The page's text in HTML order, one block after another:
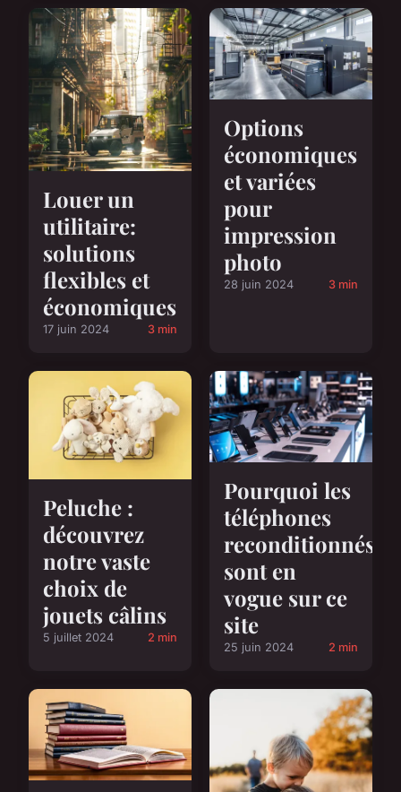
Louer un
utilitaire:
solutions
flexibles et
économiques
17 juin 2024 3 min
Options
économiques
et variées
pour
impression
photo
28 juin 2024 3 min
Peluche :
découvrez
notre vaste
choix de
jouets câlins
5 juillet 2024 2 min
Pourquoi les
téléphones
reconditionnés
sont en
vogue sur ce
site
25 juin 2024 2 min